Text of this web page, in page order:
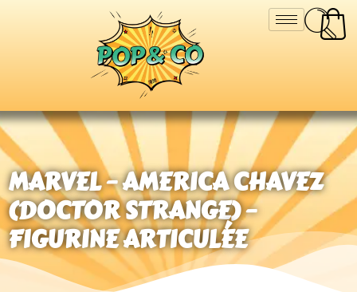
MARVEL – AMERICA CHAVEZ
(DOCTOR STRANGE) –
FIGURINE ARTICULÉE